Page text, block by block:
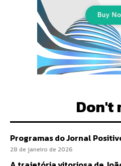
Don't
Programas do Jornal
28 de janeiro de 2026